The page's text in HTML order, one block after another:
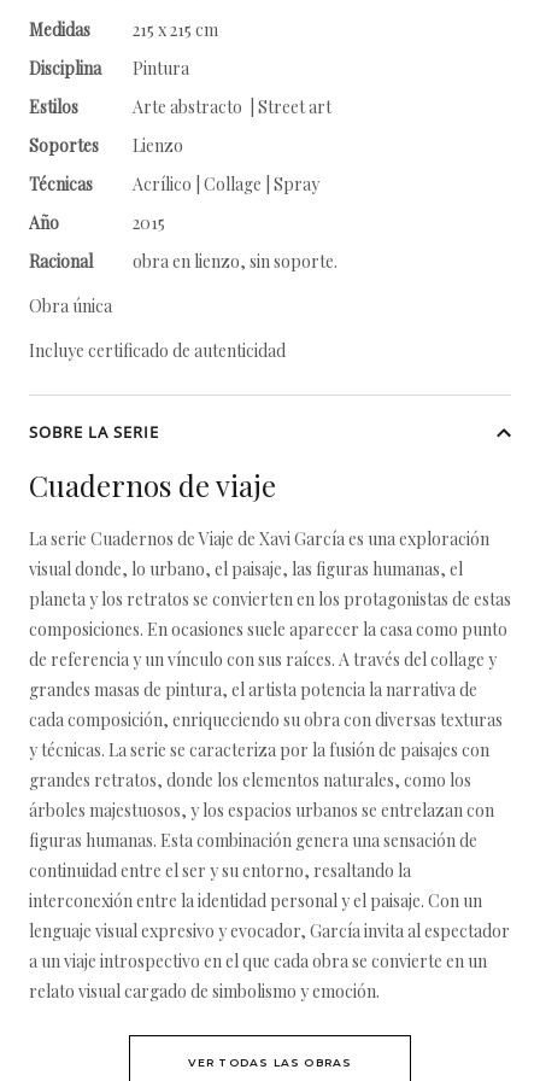
Medidas
215 x 215 cm
Disciplina
Pintura
Estilos
Arte abstracto | Street art
Soportes
Lienzo
Técnicas
Acrílico | Collage | Spray
Año
2015
Racional
obra en lienzo, sin soporte.
Obra única
Incluye certificado de autenticidad
SOBRE LA SERIE
Cuadernos de viaje
La serie Cuadernos de Viaje de Xavi García es una exploración
visual donde, lo urbano, el paisaje, las figuras humanas, el
planeta y los retratos se convierten en los protagonistas de estas
composiciones. En ocasiones suele aparecer la casa como punto
de referencia y un vínculo con sus raíces. A través del collage y
grandes masas de pintura, el artista potencia la narrativa de
cada composición, enriqueciendo su obra con diversas texturas
y técnicas. La serie se caracteriza por la fusión de paisajes con
grandes retratos, donde los elementos naturales, como los
árboles majestuosos, y los espacios urbanos se entrelazan con
figuras humanas. Esta combinación genera una sensación de
continuidad entre el ser y su entorno, resaltando la
interconexión entre la identidad personal y el paisaje. Con un
lenguaje visual expresivo y evocador, García invita al espectador
a un viaje introspectivo en el que cada obra se convierte en un
relato visual cargado de simbolismo y emoción.
VER TODAS LAS OBRAS